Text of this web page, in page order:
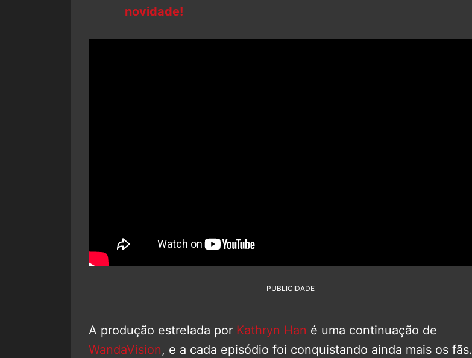
novidade!
PUBLICIDADE
A produção estrelada por Kathryn Han é uma continuação de
WandaVision, e a cada episódio foi conquistando ainda mais os fãs.